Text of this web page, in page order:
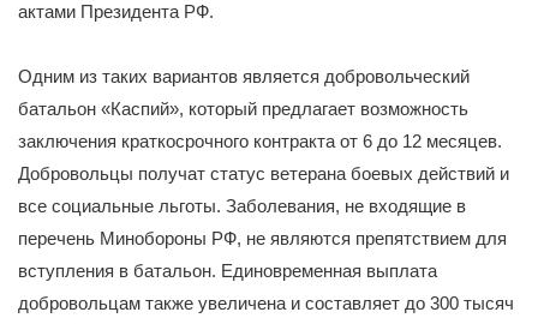
актами Президента РФ.
Одним из таких вариантов является добровольческий
батальон «Каспий», который предлагает возможность
заключения краткосрочного контракта от 6 до 12 месяцев.
Добровольцы получат статус ветерана боевых действий и
все социальные льготы. Заболевания, не входящие в
перечень Минобороны РФ, не являются препятствием для
вступления в батальон. Единовременная выплата
добровольцам также увеличена и составляет до 300 тысяч